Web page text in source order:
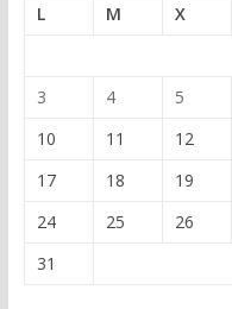
L
M X
3
4 5
10
11 12
17
18 19
24
25 26
31